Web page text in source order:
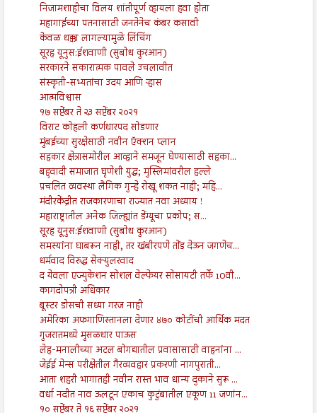
निजामशाहीचा विलय शांतीपूर्ण व्हायला हवा होता
महागाईच्या पतनासाठी जनतेनेच कंबर कसावी
केवळ धक्का लागल्यामुळे लिंचिंग
सूरह यूनुस:ईशवाणी (सुबोध कुरआन)
सरकारने सकारात्मक पावले उचलावीत
संस्कृती-सभ्यतांचा उदय आणि ऱ्हास
आत्मविश्वास
१७ सप्टेंबर ते २३ सप्टेंबर २०२१
विराट कोहली कर्णधारपद सोडणार
मुंबईच्या सुरक्षेसाठी नवीन ऍक्शन प्लान
सहकार क्षेत्रासमोरील आव्हाने समजून घेण्यासाठी सहका...
बहुवादी समाजात घृणेशी युद्ध; मुस्लिमांवरील हल्ले
प्रचलित व्यवस्था लैंगिक गुन्हे रोखू शकत नाही; महि...
मंदीरकेंद्रीत राजकारणाचा राज्यात नवा अध्याय !
महाराष्ट्रातील अनेक जिल्ह्यांत डेंग्यूचा प्रकोप; स...
सूरह यूनुस:ईशवाणी (सुबोध कुरआन)
समस्यांना घाबरून नाही, तर खंबीरपणे तोंड देऊन जगणेच...
धर्मवाद विरुद्ध सेक्युलरवाद
द येवला एज्युकेशन सोशल वेल्फेयर सोसायटी तर्फे 10वी...
कागदोपत्री अधिकार
बूस्टर डोसची सध्या गरज नाही
अमेरिका अफगाणिस्तानला देणार ४७० कोटींची आर्थिक मदत
गुजरातमध्ये मुसळधार पाऊस
लेह-मनालीच्या अटल बोगद्यातील प्रवासासाठी वाहनांना ...
जेईई मेन्स परीक्षेतील गैरव्यवहार प्रकरणी नागपुराती...
आता शहरी भागातही नवीन रास्त भाव धान्य दुकाने सुरू ...
वर्धा नदीत नाव ऊलटून एकाच कुटुंबातील एकूण 11 जणांन...